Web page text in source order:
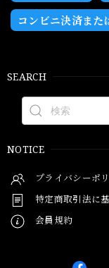
コンビニ決済ま
SEARCH
NOTICE
プライバシーポ
特定商取引法に
会員規約